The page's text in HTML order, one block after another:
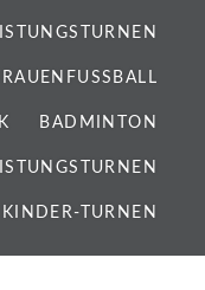
BADMINTON
KINDER-TURNEN